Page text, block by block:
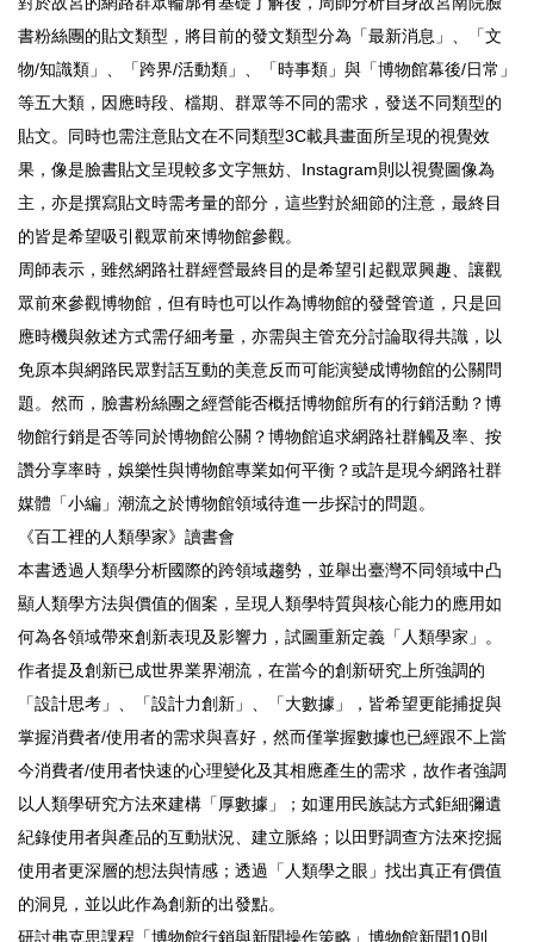
書粉絲團的貼文類型，將目前的發文類型分為「最新消息」、「文
物/知識類」、「跨界/活動類」、「時事類」與「博物館幕後/日常」
等五大類，因應時段、檔期、群眾等不同的需求，發送不同類型的
貼文。同時也需注意貼文在不同類型3C載具畫面所呈現的視覺效
果，像是臉書貼文呈現較多文字無妨、Instagram則以視覺圖像為
主，亦是撰寫貼文時需考量的部分，這些對於細節的注意，最終目
的皆是希望吸引觀眾前來博物館參觀。
周師表示，雖然網路社群經營最終目的是希望引起觀眾興趣、讓觀
眾前來參觀博物館，但有時也可以作為博物館的發聲管道，只是回
應時機與敘述方式需仔細考量，亦需與主管充分討論取得共識，以
免原本與網路民眾對話互動的美意反而可能演變成博物館的公關問
題。然而，臉書粉絲團之經營能否概括博物館所有的行銷活動？博
物館行銷是否等同於博物館公關？博物館追求網路社群觸及率、按
讚分享率時，娛樂性與博物館專業如何平衡？或許是現今網路社群
媒體「小編」潮流之於博物館領域待進一步探討的問題。
《百工裡的人類學家》讀書會
本書透過人類學分析國際的跨領域趨勢，並舉出臺灣不同領域中凸
顯人類學方法與價值的個案，呈現人類學特質與核心能力的應用如
何為各領域帶來創新表現及影響力，試圖重新定義「人類學家」。
作者提及創新已成世界業界潮流，在當今的創新研究上所強調的
「設計思考」、「設計力創新」、「大數據」，皆希望更能捕捉與
掌握消費者/使用者的需求與喜好，然而僅掌握數據也已經跟不上當
今消費者/使用者快速的心理變化及其相應產生的需求，故作者強調
以人類學研究方法來建構「厚數據」；如運用民族誌方式鉅細彌遺
紀錄使用者與產品的互動狀況、建立脈絡；以田野調查方法來挖掘
使用者更深層的想法與情感；透過「人類學之眼」找出真正有價值
的洞見，並以此作為創新的出發點。
研討弗克思課程「博物館行銷與新聞操作策略」博物館新聞10則